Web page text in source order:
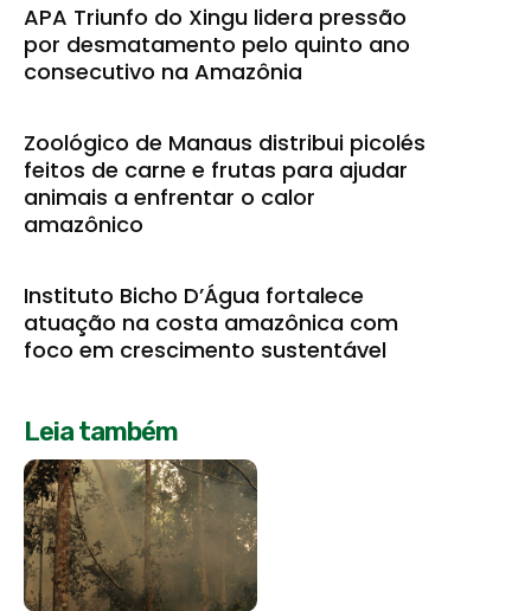
APA Triunfo do Xingu lidera pressão
por desmatamento pelo quinto ano
consecutivo na Amazônia
Zoológico de Manaus distribui picolés
feitos de carne e frutas para ajudar
animais a enfrentar o calor
amazônico
Instituto Bicho D’Água fortalece
atuação na costa amazônica com
foco em crescimento sustentável
Leia também